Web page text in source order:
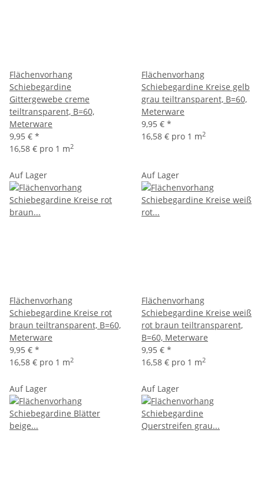
Flächenvorhang
Schiebegardine
Gittergewebe creme
teiltransparent, B=60,
Meterware
9,95 € *
16,58 € pro 1 m2
Flächenvorhang
Schiebegardine Kreise gelb
grau teiltransparent, B=60,
Meterware
9,95 € *
16,58 € pro 1 m2
Auf Lager
Flächenvorhang
Schiebegardine Kreise rot
braun teiltransparent, B=60,
Meterware
9,95 € *
16,58 € pro 1 m2
Auf Lager
Flächenvorhang
Schiebegardine Kreise weiß
rot braun teiltransparent,
B=60, Meterware
9,95 € *
16,58 € pro 1 m2
Auf Lager Auf Lager